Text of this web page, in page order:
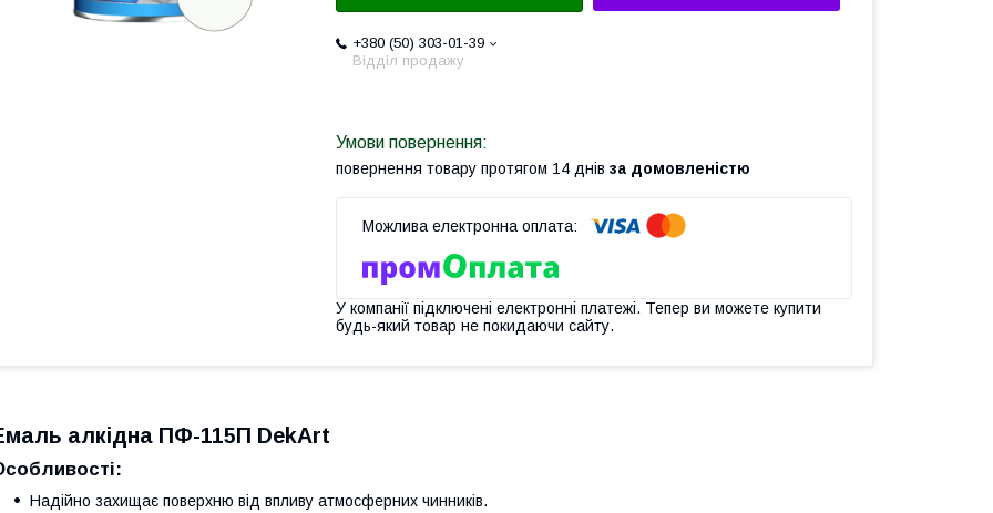
+380 (50) 303-01-39
Відділ продажу
повернення товару протягом 14 днів за домовленістю
У компанії підключені електронні платежі. Тепер ви можете купити
будь-який товар не покидаючи сайту.
алкідна ПФ-115П DekArt
Надійно захищає поверхню від впливу атмосферних чинників.